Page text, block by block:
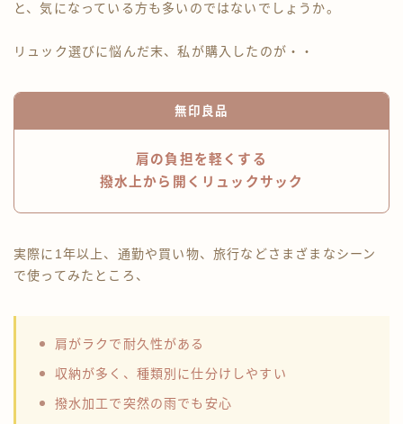
と、気になっている方も多いのではないでしょうか。
リュック選びに悩んだ末、私が購入したのが・・
無印良品
肩の負担を軽くする
撥水上から開くリュックサック
実際に1年以上、通勤や買い物、旅行などさまざまなシーン
で使ってみたところ、
肩がラクで耐久性がある
収納が多く、種類別に仕分けしやすい
撥水加工で突然の雨でも安心